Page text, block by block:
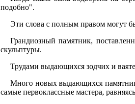
подобно".
Эти слова с полным правом могут
Грандиозный памятник,
скульптуры.
Трудами выдающихся зодчих и
Много новых выдающихся
самые первоклассные мастера,